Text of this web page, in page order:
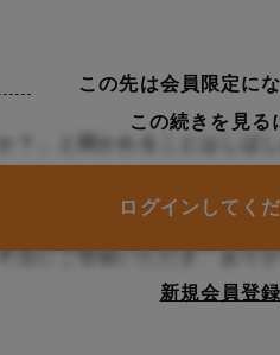
通らない」バランスを意識
活にご登録いただき、あり
この先は会員限定にな
この続きを見る
ログインしてく
新規会員登録